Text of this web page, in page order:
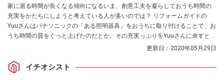
家に居る時間が長くなる傾向になるいま、創意工夫を凝らしておうち時間の
充実をかたちにしようと考えている人が多いのでは？ リフォームガイドの
Yuuさんはパナソニックの「ある照明器具」をおうちに取り付けることで、お
うち時間の質をぐっと上げたのだとか。その充実っぷりをYuuさんに余すとこ
ろなく語ってもらいました！（提供：パナソニック株式会社）
更新日： 2020年05月29日
イチオシスト